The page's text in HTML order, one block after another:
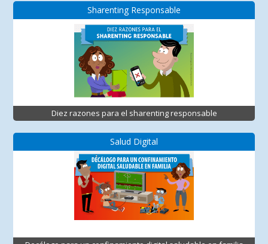
Sharenting Responsable
Diez razones para el sharenting responsable
Salud Digital